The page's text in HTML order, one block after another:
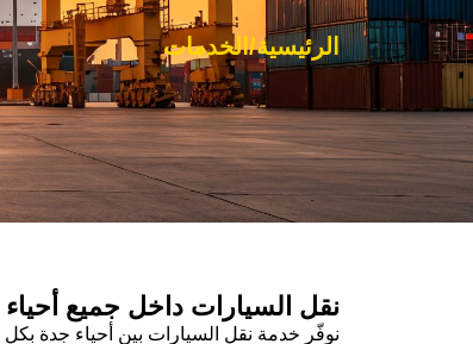
الرئيسية/الخدمات
نقل السيارات داخل جميع
نوفّر خدمة نقل السيارات بين أحياء جدة